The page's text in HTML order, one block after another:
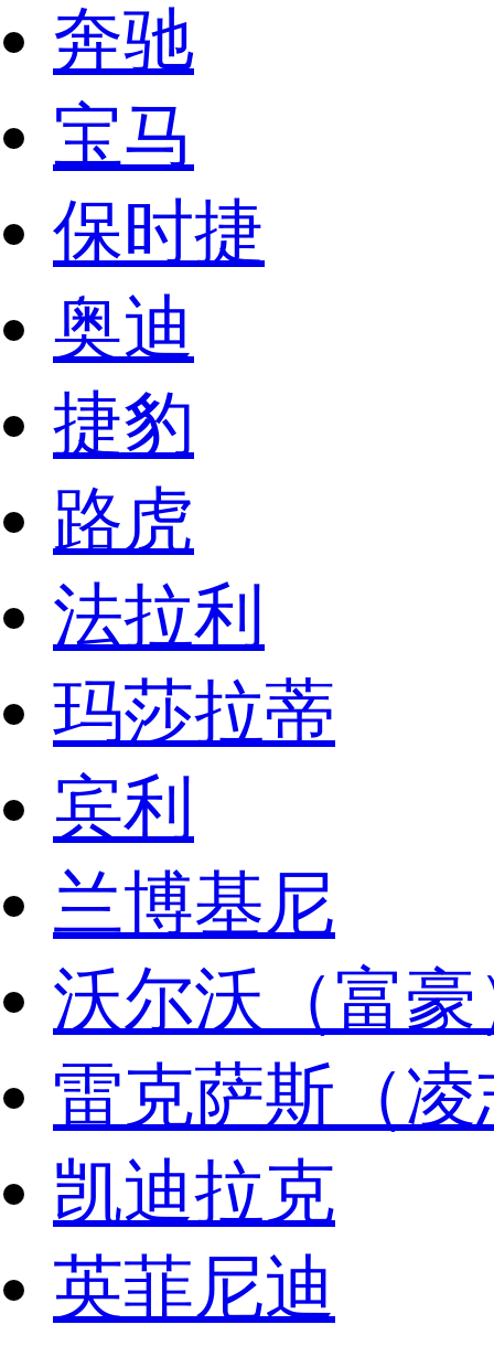
奔驰
宝马
保时捷
奥迪
捷豹
路虎
法拉利
玛莎拉蒂
宾利
兰博基尼
沃尔沃（富豪
雷克萨斯（
凯迪拉克
英菲尼迪